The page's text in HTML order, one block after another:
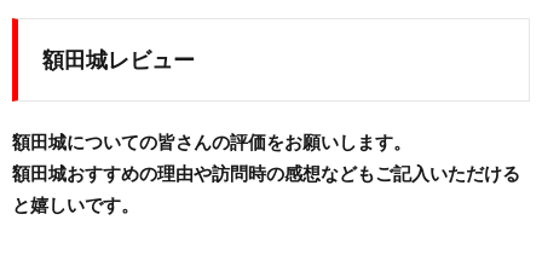
額田城レビュー
額田城についての皆さんの評価をお願いします。
額田城おすすめの理由や訪問時の感想などもご記入いただける
と嬉しいです。